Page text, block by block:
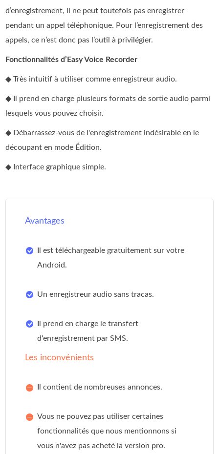
d’enregistrement, il ne peut toutefois pas enregistrer
pendant un appel téléphonique. Pour l’enregistrement des
appels, ce n’est donc pas l’outil à privilégier.
Fonctionnalités d’Easy Voice Recorder
◆ Très intuitif à utiliser comme enregistreur audio.
◆ Il prend en charge plusieurs formats de sortie audio parmi
lesquels vous pouvez choisir.
◆ Débarrassez-vous de l'enregistrement indésirable en le
découpant en mode Édition.
◆ Interface graphique simple.
Avantages
Il est téléchargeable gratuitement sur votre
Android.
Un enregistreur audio sans tracas.
Il prend en charge le transfert
d'enregistrement par SMS.
Les inconvénients
Il contient de nombreuses annonces.
Vous ne pouvez pas utiliser certaines
fonctionnalités que nous mentionnons si
vous n'avez pas acheté la version pro.